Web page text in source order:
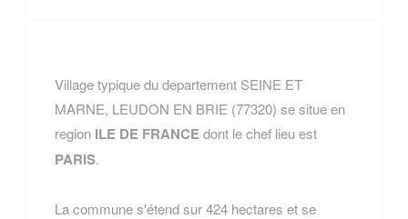
Village typique du departement SEINE ET
MARNE, LEUDON EN BRIE (77320) se situe en
region ILE DE FRANCEdont le chef lieu est
PARIS.
La commune s'étend sur 424 hectares et se